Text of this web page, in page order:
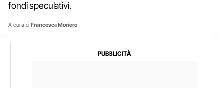
fondi speculativi.
A cura di Francesca Moriero